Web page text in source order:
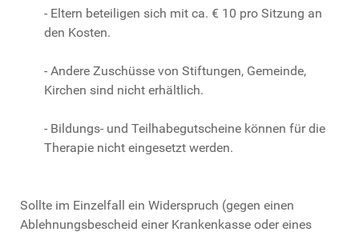
- Eltern beteiligen sich mit ca. € 10 pro Sitzung an
den Kosten.
- Andere Zuschüsse von Stiftungen, Gemeinde,
Kirchen sind nicht erhältlich.
- Bildungs- und Teilhabegutscheine können für die
Therapie nicht eingesetzt werden.
Sollte im Einzelfall ein Widerspruch (gegen einen
Ablehnungsbescheid einer Krankenkasse oder eines